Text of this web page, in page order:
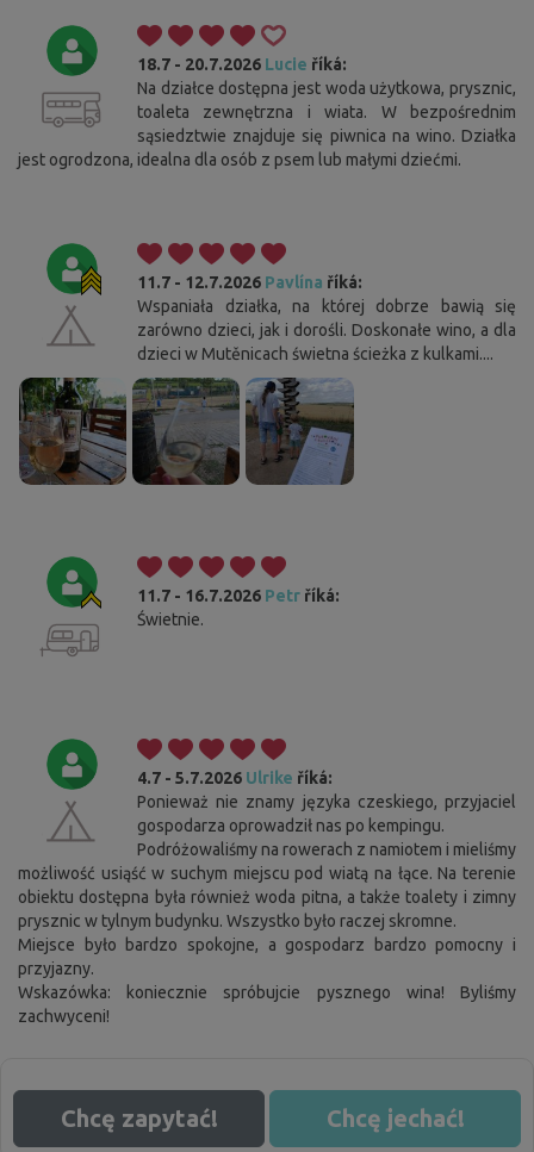
18.7 - 20.7.2026 Lucie říká:
Na działce dostępna jest woda użytkowa, prysznic,
toaleta zewnętrzna i wiata. W bezpośrednim
sąsiedztwie znajduje się piwnica na wino. Działka
jest ogrodzona, idealna dla osób z psem lub małymi dziećmi.
11.7 - 12.7.2026 Pavlína říká:
Wspaniała działka, na której dobrze bawią się
zarówno dzieci, jak i dorośli. Doskonałe wino, a dla
dzieci w Mutěnicach świetna ścieżka z kulkami....
11.7 - 16.7.2026 Petr říká:
Świetnie.
4.7 - 5.7.2026 Ulrike říká:
Ponieważ nie znamy języka czeskiego, przyjaciel
gospodarza oprowadził nas po kempingu.
Podróżowaliśmy na rowerach z namiotem i mieliśmy
możliwość usiąść w suchym miejscu pod wiatą na łące. Na terenie
obiektu dostępna była również woda pitna, a także toalety i zimny
prysznic w tylnym budynku. Wszystko było raczej skromne.
Miejsce było bardzo spokojne, a gospodarz bardzo pomocny i
przyjazny.
Wskazówka: koniecznie spróbujcie pysznego wina! Byliśmy
zachwyceni!
Chcę zapytać! Chcę jechać!
Cookies. Ty wiesz, co zrobić, aby ten pasek Ci nie
przeszkadzał.
Ta strona korzysta z plików cookie. Potwierdź swoją zgodę na
używanie wszystkich plików cookie, klikając „Zgadzam się”. Jeśli chcesz
Zgadzam się Szczegółowe ustawienia